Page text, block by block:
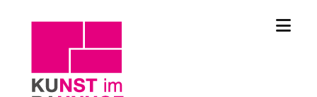
KUBA
Menü